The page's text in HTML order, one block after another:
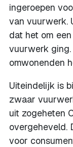
ingeroepen
van vuurwerk.
dat het om
vuurwerk
omwonenden
Uiteindelijk is
zwaar
uit zogeheten
overgeheveld.
voor